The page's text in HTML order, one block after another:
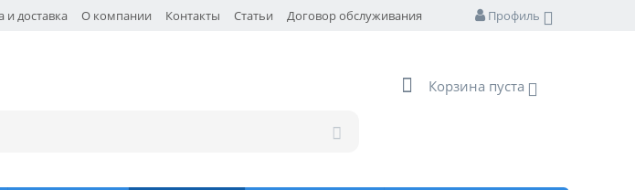
Профиль
и доставка О компании Контакты Статьи Договор обслуживания
Корзина пуста